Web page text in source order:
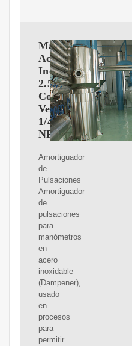
Manómetro
Acero
Inoxidable
2.5"
Conexión
Vertical
1/4"
NPT
Amortiguador
de
Pulsaciones
Amortiguador
de
pulsaciones
para
manómetros
en
acero
inoxidable
(Dampener),
usado
en
procesos
para
permitir